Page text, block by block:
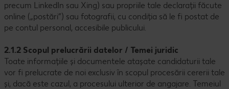
precum LinkedIn sau Xing) sau propriile tale declarații făcute
online („postări”) sau fotografii, cu condiția să le fi postat de
pe contul personal, accesibile publicului.
2.1.2 Scopul prelucrării datelor / Temei juridic
Toate informațiile și documentele atașate candidaturii tale
vor fi prelucrate de noi exclusiv în scopul procesării cererii tale
și, dacă este cazul, a procesului ulterior de angajare. Temeiul